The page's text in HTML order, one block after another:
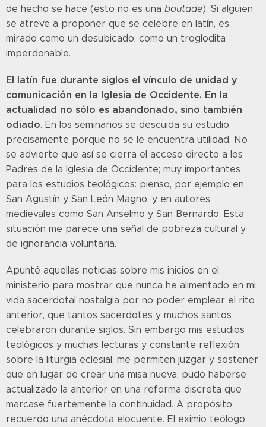
de hecho se hace (esto no es una boutade). Si alguien
se atreve a proponer que se celebre en latín, es
mirado como un desubicado, como un troglodita
imperdonable.
El latín fue durante siglos el vínculo de unidad y
comunicación en la Iglesia de Occidente. En la
actualidad no sólo es abandonado, sino también
odiado. En los seminarios se descuida su estudio,
precisamente porque no se le encuentra utilidad. No
se advierte que así se cierra el acceso directo a los
Padres de la Iglesia de Occidente; muy importantes
para los estudios teológicos: pienso, por ejemplo en
San Agustín y San León Magno, y en autores
medievales como San Anselmo y San Bernardo. Esta
situación me parece una señal de pobreza cultural y
de ignorancia voluntaria.
Apunté aquellas noticias sobre mis inicios en el
ministerio para mostrar que nunca he alimentado en mi
vida sacerdotal nostalgia por no poder emplear el rito
anterior, que tantos sacerdotes y muchos santos
celebraron durante siglos. Sin embargo mis estudios
teológicos y muchas lecturas y constante reflexión
sobre la liturgia eclesial, me permiten juzgar y sostener
que en lugar de crear una misa nueva, pudo haberse
actualizado la anterior en una reforma discreta que
marcase fuertemente la continuidad. A propósito
recuerdo una anécdota elocuente. El eximio teólogo